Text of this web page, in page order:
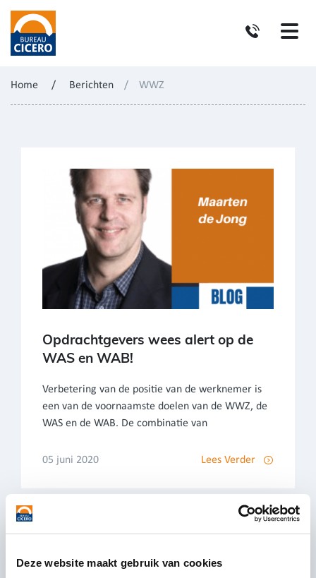
Deze website maakt gebruik van cookies
Home / Berichten / WWZ
Opdrachtgevers wees alert op de
WAS en WAB!
Verbetering van de positie van de werknemer is
een van de voornaamste doelen van de WWZ, de
WAS en de WAB. De combinatie van
05 juni 2020 Lees Verder